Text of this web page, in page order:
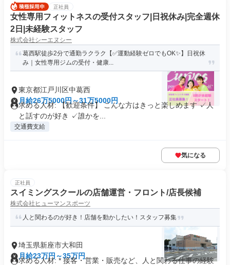
正社員
女性専用フィットネスの受付スタッフ|日祝休み|完全週休
2日|未経験スタッフ
株式会社シーエヌシー
葛西駅徒歩2分で通勤ラクラク【✅運動経験ゼロでもOK✨】日祝休
み｜女性専用ジムの受付・健康...
東京都江戸川区中葛西
月給26万5000円～31万5000円
求める人材: 【歓迎条件】 こんな方はきっと楽しめます ✓人
と話すのが好き ✓誰かを...
交通費支給
気になる
正社員
スイミングスクールの店舗運営・フロント/店長候補
株式会社ヒューマンスポーツ
人と関わるのが好き！店舗を動かしたい！スタッフ募集
埼玉県新座市大和田
月給23万円～35万円
求める人材: * 接客・営業・販売など、人と関わる仕事の経験